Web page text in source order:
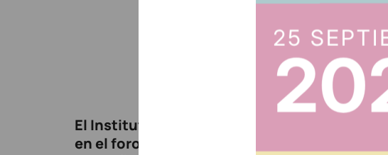
El Instituto de Actuarios participó
en el foro “Horizonte Silver: